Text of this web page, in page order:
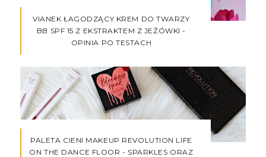
VIANEK ŁAGODZĄCY KREM DO TWARZY
BB SPF 15 Z EKSTRAKTEM Z JEŻÓWKI -
OPINIA PO TESTACH
PALETA CIENI MAKEUP REVOLUTION LIFE
ON THE DANCE FLOOR - SPARKLES ORAZ